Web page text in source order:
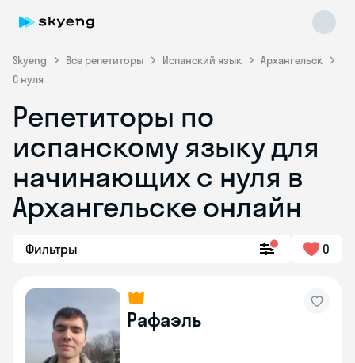
Skyeng Все репетиторы Испанский язык
Архангельск
С нуля
Репетиторы по
испанскому языку для
начинающих с нуля в
Архангельске онлайн
Фильтры 0
Рафаэль
Skyeng Chat